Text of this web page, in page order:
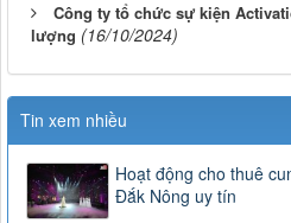
Công ty tổ chức sự kiện
lượng (16/10/2024)
Tin xem nhiều
Hoạt động cho thuê
Đắk Nông uy tín